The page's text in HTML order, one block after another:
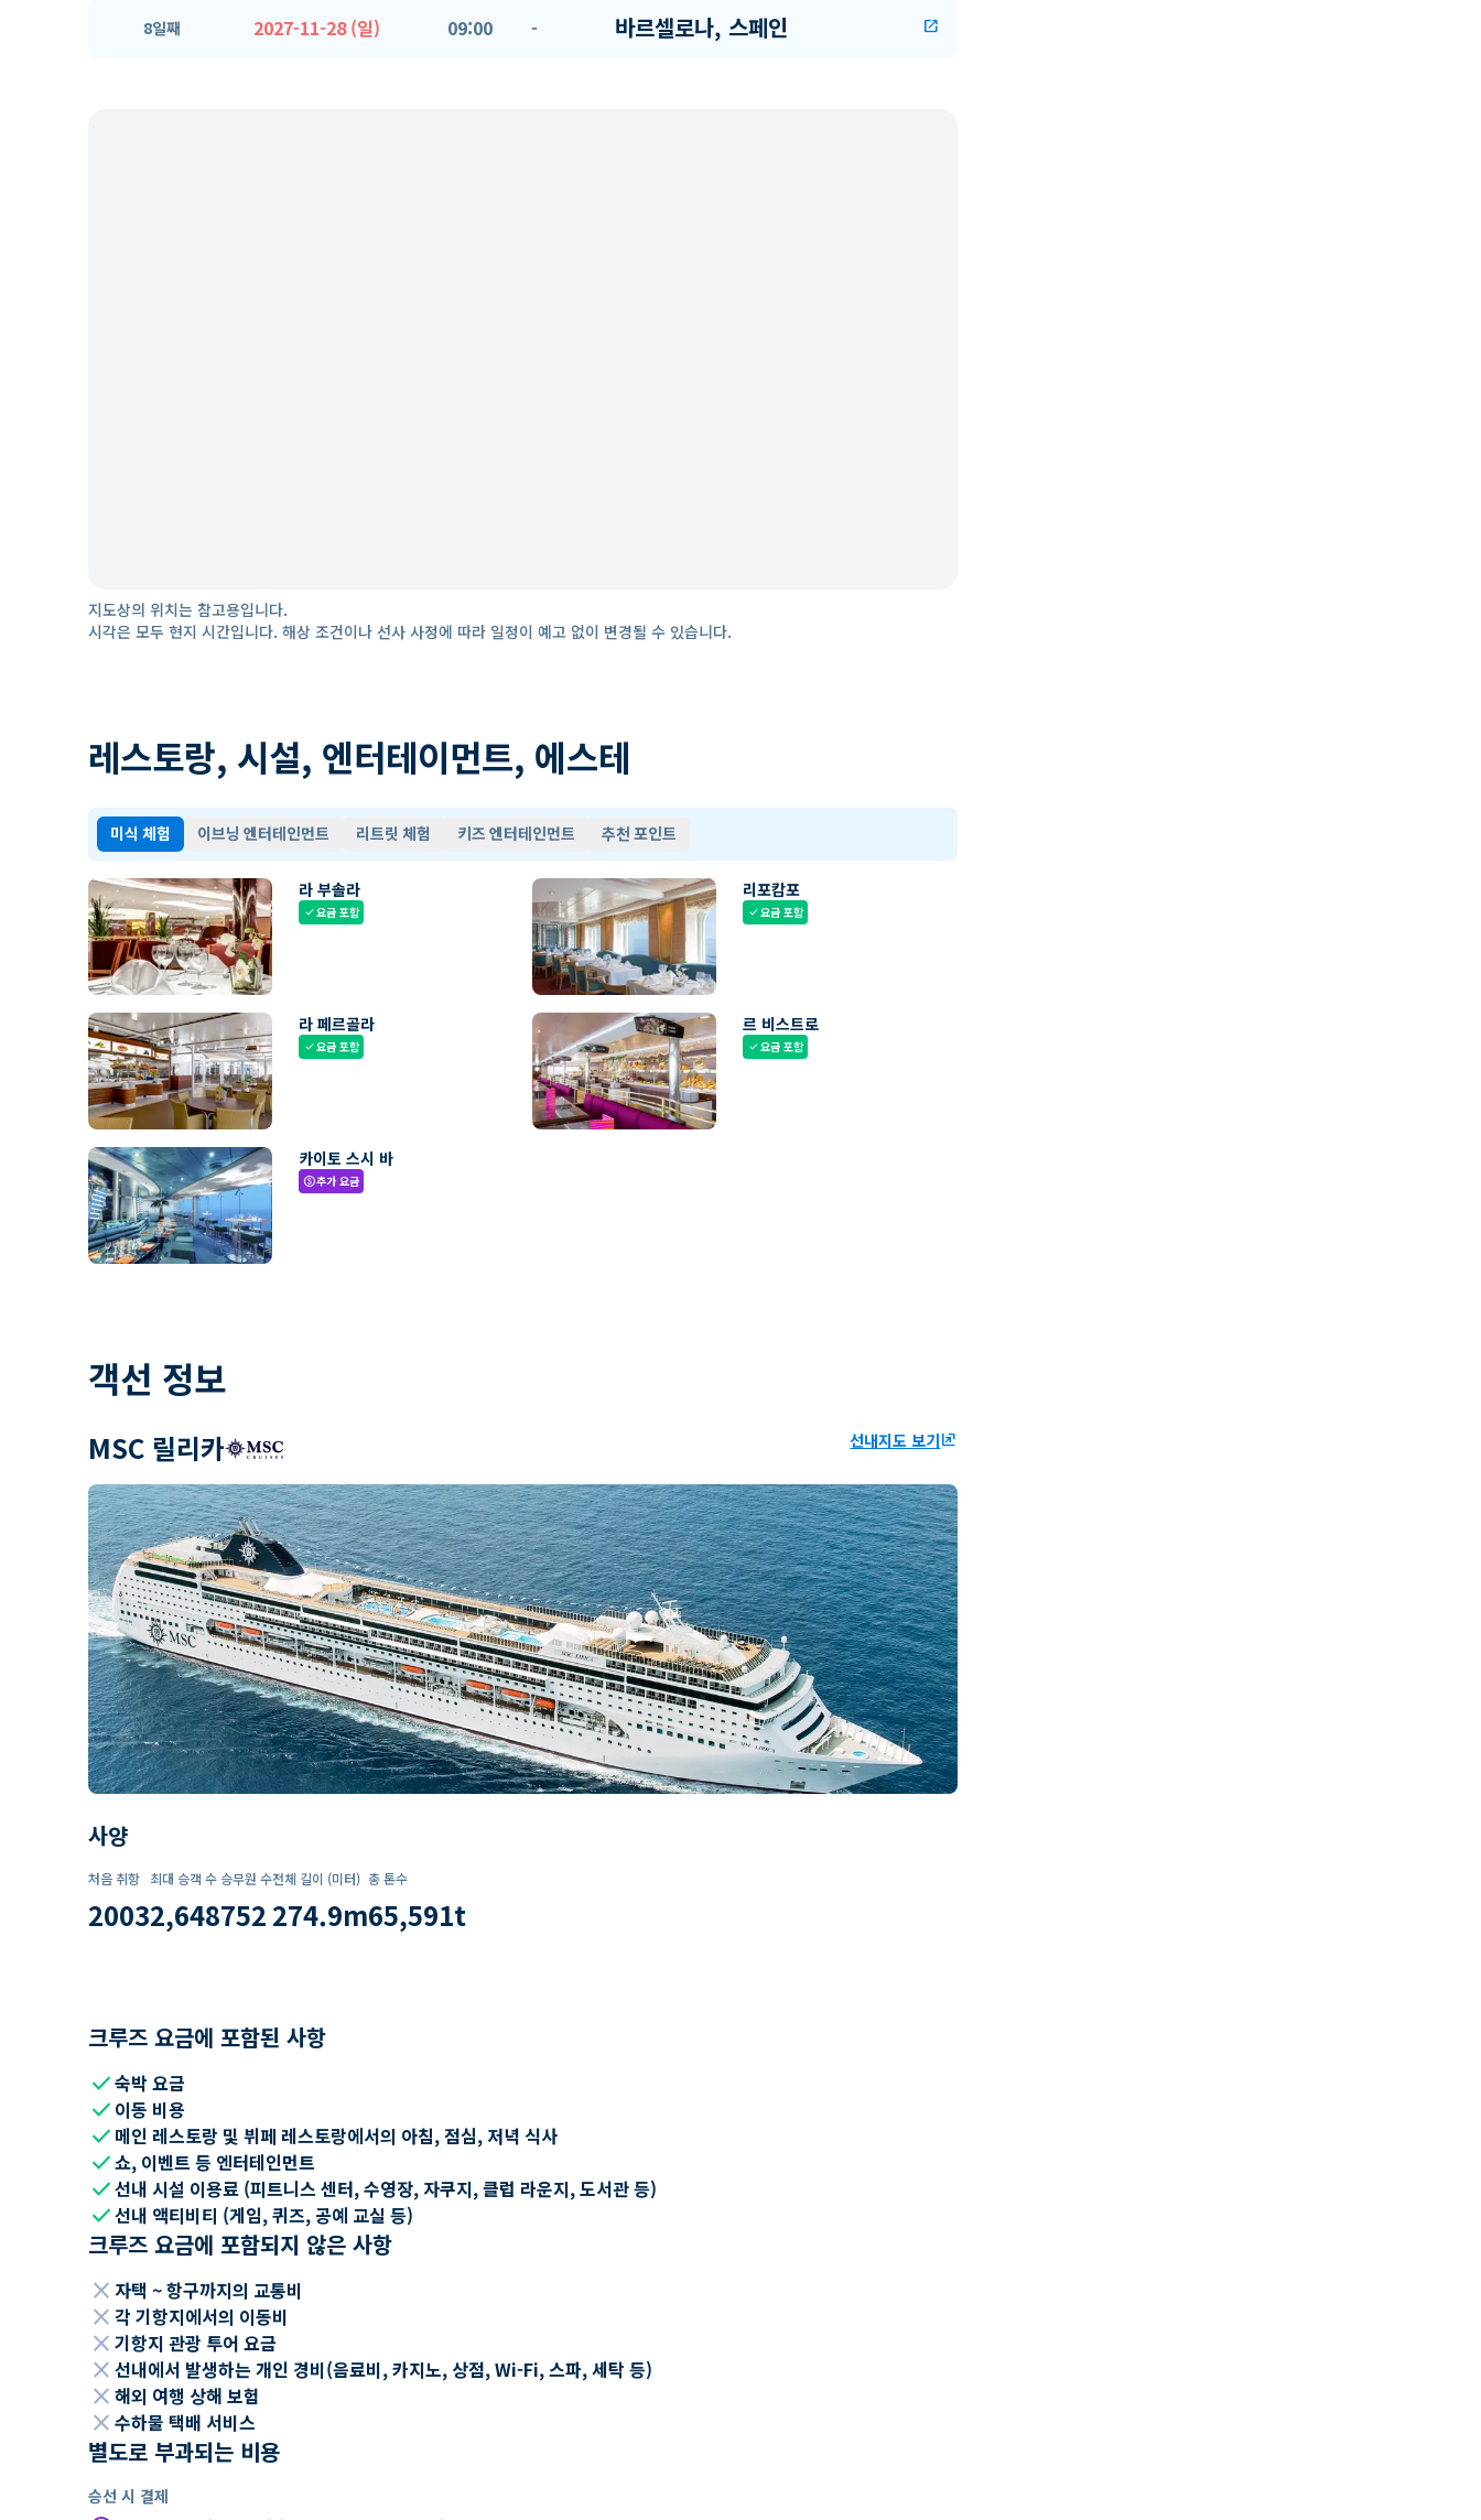
8일째 2027-11-28 (일) 09:00 - 바르셀로나, 스페인 open_in_new
지도상의 위치는 참고용입니다.
시각은 모두 현지 시간입니다. 해상 조건이나 선사 사정에 따라 일정이 예고 없이 변경될 수 있습니다.
레스토랑, 시설, 엔터테이먼트, 에스테
미식 체험 이브닝 엔터테인먼트 리트릿 체험 키즈 엔터테인먼트 추천 포인트
라 부솔라
check요금 포함
리포캄포
check요금 포함
라 페르골라
check요금 포함
르 비스트로
check요금 포함
카이토 스시 바
paid추가 요금
객선 정보
MSC 릴리카 선내지도 보기ungroup
사양
처음 취항
2003
최대 승객 수
2,648
승무원 수
752
전체 길이 (미터)
274.9m
총 톤수
65,591t
크루즈 요금에 포함된 사항
check숙박 요금
check 이동 비용
check 메인 레스토랑 및 뷔페 레스토랑에서의 아침, 점심, 저녁 식사
check쇼, 이벤트 등 엔터테인먼트
check선내 시설 이용료 (피트니스 센터, 수영장, 자쿠지, 클럽 라운지, 도서관 등)
check선내 액티비티 (게임, 퀴즈, 공예 교실 등)
크루즈 요금에 포함되지 않은 사항
close 자택 ~ 항구까지의 교통비
close 각 기항지에서의 이동비
close 기항지 관광 투어 요금
close 선내에서 발생하는 개인 경비(음료비, 카지노, 상점, Wi-Fi, 스파, 세탁 등)
close 해외 여행 상해 보험
close 수하물 택배 서비스
별도로 부과되는 비용
승선 시 결제